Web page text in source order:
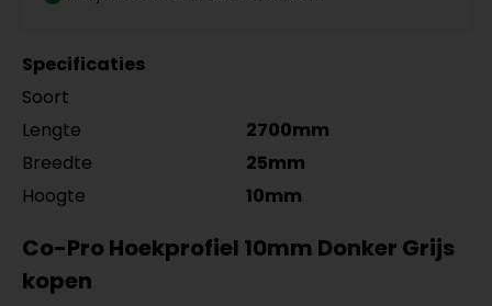
Specificaties
Soort
Lengte
2700mm
Breedte
25mm
Hoogte
10mm
Co-Pro Hoekprofiel 10mm Donker Grijs
kopen